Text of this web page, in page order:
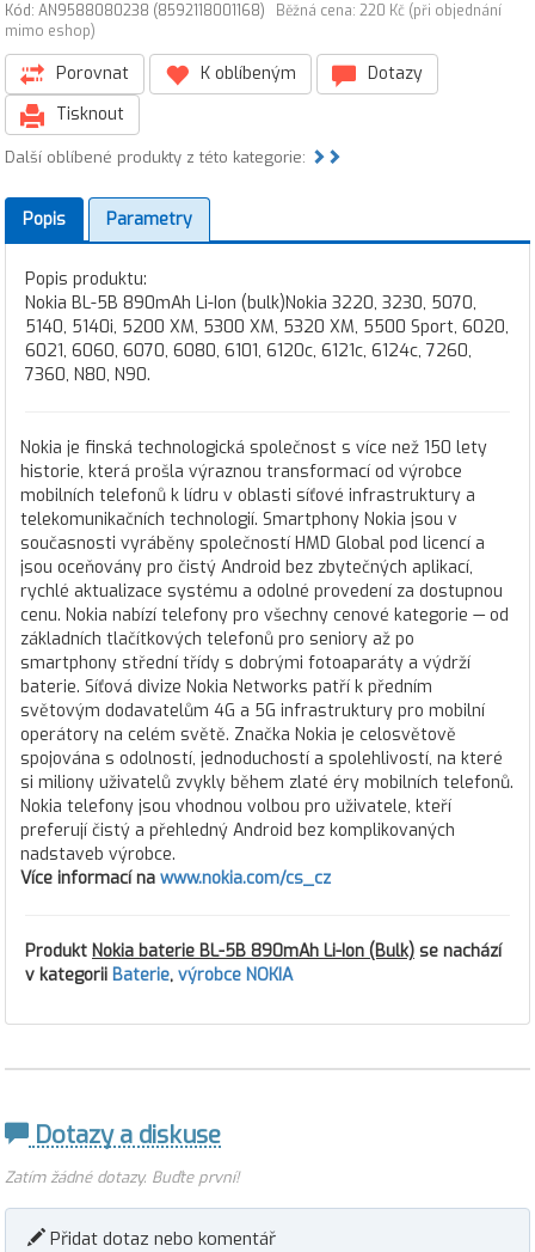
Kód: AN9588080238 (8592118001168)
Běžná cena: 220 Kč (při objednání
mimo eshop)
Porovnat K oblíbeným
Dotazy
Tisknout
Další oblíbené produkty z této kategorie:
Popis Parametry
Popis produktu:
Nokia BL-5B 890mAh Li-Ion (bulk)Nokia 3220, 3230, 5070,
5140, 5140i, 5200 XM, 5300 XM, 5320 XM, 5500 Sport, 6020,
6021, 6060, 6070, 6080, 6101, 6120c, 6121c, 6124c, 7260,
7360, N80, N90.
Nokia je finská technologická společnost s více než 150 lety
historie, která prošla výraznou transformací od výrobce
mobilních telefonů k lídru v oblasti síťové infrastruktury a
telekomunikačních technologií. Smartphony Nokia jsou v
současnosti vyráběny společností HMD Global pod licencí a
jsou oceňovány pro čistý Android bez zbytečných aplikací,
rychlé aktualizace systému a odolné provedení za dostupnou
cenu. Nokia nabízí telefony pro všechny cenové kategorie — od
základních tlačítkových telefonů pro seniory až po
smartphony střední třídy s dobrými fotoaparáty a výdrží
baterie. Síťová divize Nokia Networks patří k předním
světovým dodavatelům 4G a 5G infrastruktury pro mobilní
operátory na celém světě. Značka Nokia je celosvětově
spojována s odolností, jednoduchostí a spolehlivostí, na které
si miliony uživatelů zvykly během zlaté éry mobilních telefonů.
Nokia telefony jsou vhodnou volbou pro uživatele, kteří
preferují čistý a přehledný Android bez komplikovaných
nadstaveb výrobce.
Více informací na www.nokia.com/cs_cz
Produkt Nokia baterie BL-5B 890mAh Li-Ion (Bulk) se nachází
v kategorii Baterie, výrobce NOKIA
Dotazy a diskuse
Zatím žádné dotazy. Buďte první!
Přidat dotaz nebo komentář